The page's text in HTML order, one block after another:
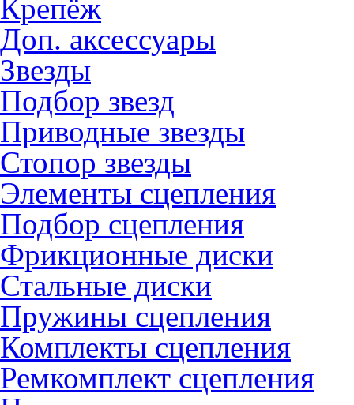
Крепёж
Доп. аксессуары
Звезды
Подбор звезд
Приводные звезды
Стопор звезды
Элементы сцепления
Подбор сцепления
Фрикционные диски
Стальные диски
Пружины сцепления
Комплекты сцепления
Ремкомплект сцепления